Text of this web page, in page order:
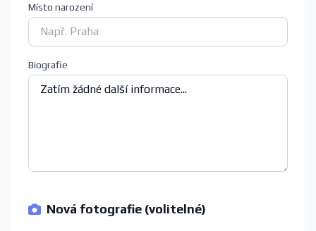
Místo narození
Biografie
Nová fotografie (volitelné)